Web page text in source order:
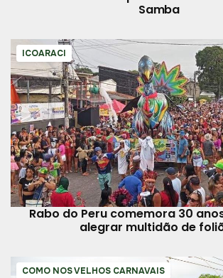
Samba
ICOARACI
Rabo do Peru comemora 30
alegrar multidão de
COMO NOS VELHOS CARNAVAIS